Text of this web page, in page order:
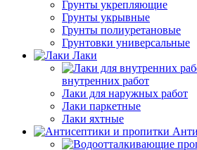
Грунты укрепляющие
Грунты укрывные
Грунты полиуретановые
Грунтовки универсальные
Лаки
внутренних работ
Лаки для наружных работ
Лаки паркетные
Лаки яхтные